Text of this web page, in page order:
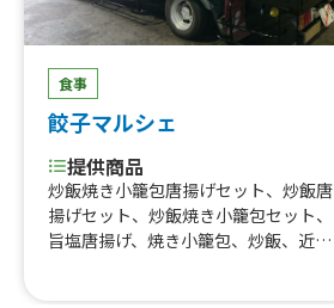
食事
餃子マルシェ
提供商品
炒飯焼き小籠包唐揚げセット、炒飯唐
揚げセット、炒飯焼き小籠包セット、
旨塩唐揚げ、焼き小籠包、炒飯、近江